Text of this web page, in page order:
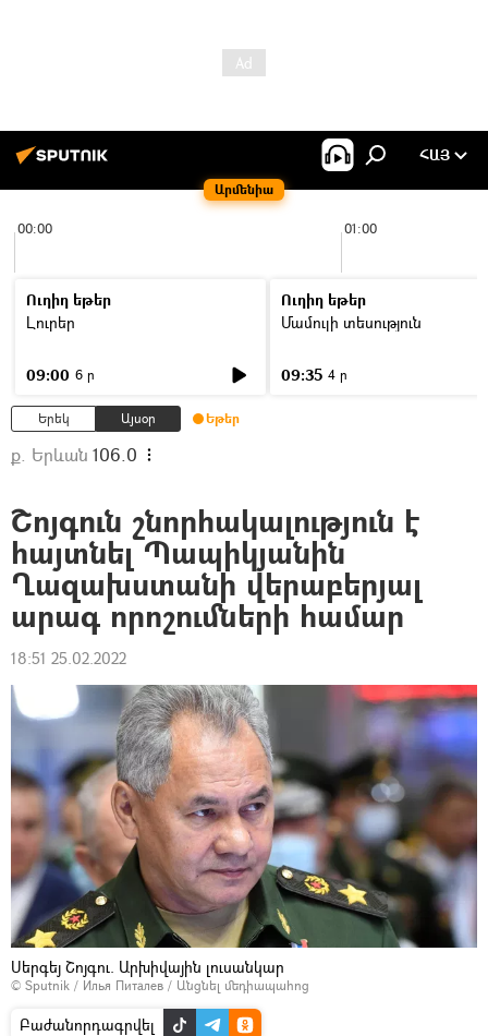
Արմենիա
ՀԱՅ
00:00 01:00
Ուղիղ եթեր
Լուրեր
09:00 6 ր
Ուղիղ եթեր
Մամուլի տեսություն
09:35 4 ր
Երեկ Այսօր Եթեր
ք. Երևան 106.0
Շոյգուն շնորհակալություն է
հայտնել Պապիկյանին
Ղազախստանի վերաբերյալ
արագ որոշումների համար
18:51 25.02.2022
Սերգեյ Շոյգու. Արխիվային լուսանկար
© Sputnik / Илья Питалев / Անցնել մեդիապահոց
Բաժանորդագրվել